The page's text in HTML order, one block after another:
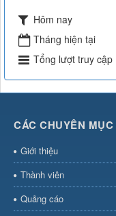
Hôm nay
Tháng hiện tại
Tổng lượt truy cập
CÁC CHUYÊN
Giới thiệu
Thành viên
Quảng cáo